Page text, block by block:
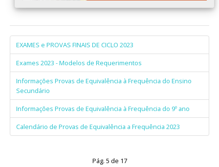
EXAMES e PROVAS FINAIS DE CICLO 2023
Exames 2023 - Modelos de Requerimentos
Informações Provas de Equivalência à Frequência do Ensino
Secundário
Informações Provas de Equivalência à Frequência do 9º ano
Calendário de Provas de Equivalência a Frequência 2023
Pág. 5 de 17